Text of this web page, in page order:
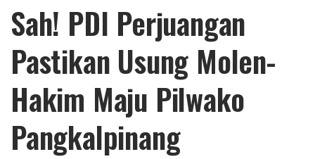
Sah! PDI Perjuangan
Pastikan Usung Molen-
Hakim Maju Pilwako
Pangkalpinang